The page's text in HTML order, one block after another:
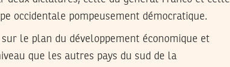
occidentale pompeusement démocratique.
sur le plan du développement économique et
que les autres pays du sud de la